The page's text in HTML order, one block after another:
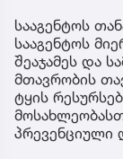
სააგენტოს
სააგენტოს
შეაჯამეს და
მთავრობის
ტყის
პრევენციული